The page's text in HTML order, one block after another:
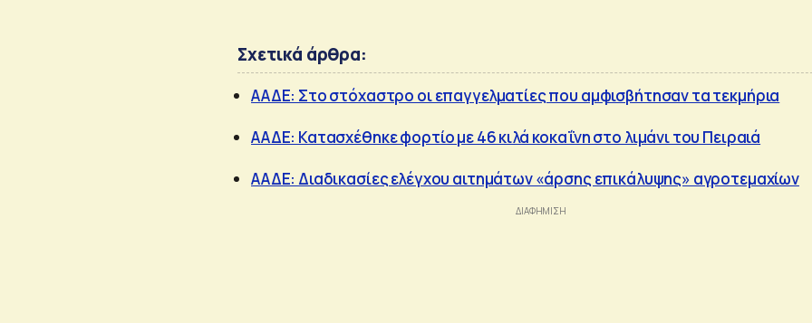
Σχετικά άρθρα:
ΑΑΔΕ: Στο στόχαστρο οι επαγγελματίες που αμφισβήτησαν τα τεκμήρια
ΑΑΔΕ: Κατασχέθηκε φορτίο με 46 κιλά κοκαΐνη στο λιμάνι του Πειραιά
ΑΑΔΕ: Διαδικασίες ελέγχου αιτημάτων «άρσης επικάλυψης» αγροτεμαχίων